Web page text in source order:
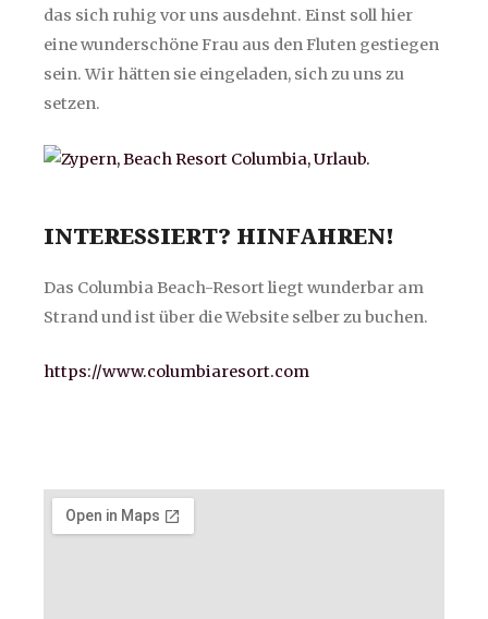
das sich ruhig vor uns ausdehnt. Einst soll hier
eine wunderschöne Frau aus den Fluten gestiegen
sein. Wir hätten sie eingeladen, sich zu uns zu
setzen.
INTERESSIERT? HINFAHREN!
Das Columbia Beach-Resort liegt wunderbar am
Strand und ist über die Website selber zu buchen.
https://www.columbiaresort.com